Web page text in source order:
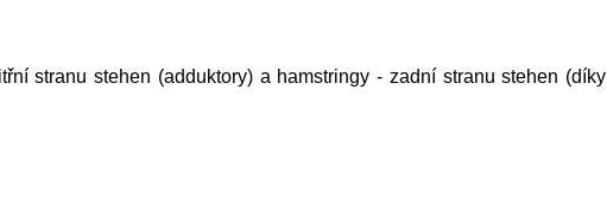
stranu stehen (adduktory) a hamstringy - zadní stranu stehen (díky